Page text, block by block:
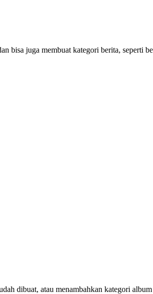
bisa juga membuat kategori berita, seperti
dibuat, atau menambahkan kategori